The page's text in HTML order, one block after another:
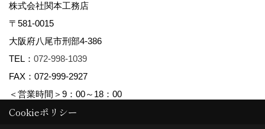
株式会社関本工務店
〒581-0015
大阪府八尾市刑部4-386
TEL： 072-998-1039
FAX：072-999-2927
＜営業時間＞9：00～18：00
Cookieポリシー